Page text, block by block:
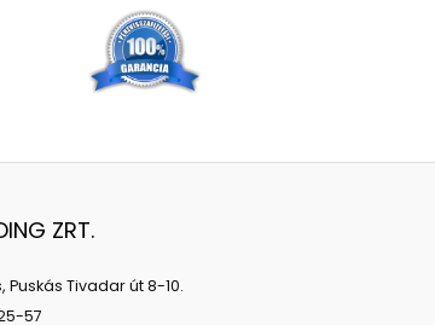
ZRT.
Puskás Tivadar út 8-10.
57